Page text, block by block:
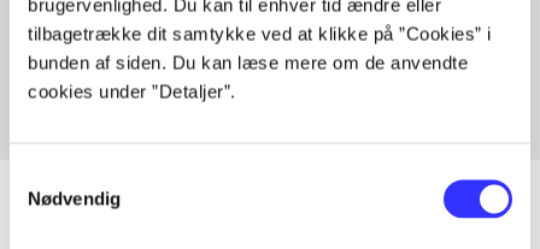
brugervenlighed. Du kan til enhver tid ændre eller
tilbagetrække dit samtykke ved at klikke på ”Cookies” i
bunden af siden. Du kan læse mere om de anvendte
cookies under ”Detaljer”.
Nødvendig
Fra